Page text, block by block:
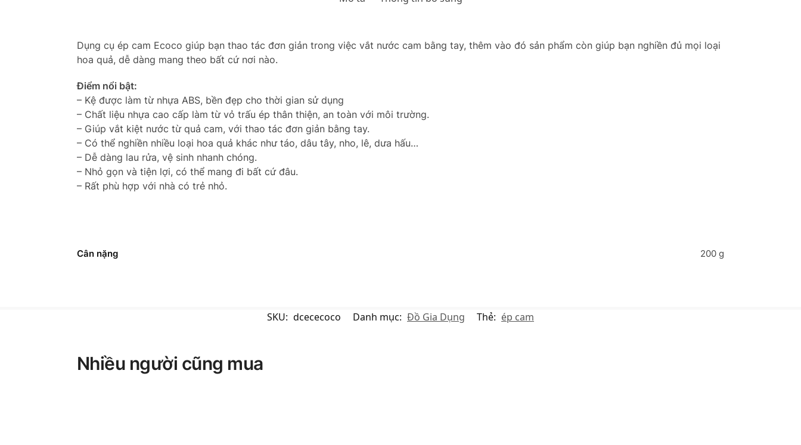
Dụng cụ ép cam Ecoco giúp bạn thao tác đơn giản trong việc vắt nước cam bằng tay, thêm vào đó sản phẩm còn giúp bạn nghiền đủ mọi loại
hoa quả, dễ dàng mang theo bất cứ nơi nào.
Điểm nổi bật:
– Kệ được làm từ nhựa ABS, bền đẹp cho thời gian sử dụng
– Chất liệu nhựa cao cấp làm từ vỏ trấu ép thân thiện, an toàn với môi trường.
– Giúp vắt kiệt nước từ quả cam, với thao tác đơn giản bằng tay.
– Có thể nghiền nhiều loại hoa quả khác như táo, dâu tây, nho, lê, dưa hấu…
– Dễ dàng lau rửa, vệ sinh nhanh chóng.
– Nhỏ gọn và tiện lợi, có thể mang đi bất cứ đâu.
– Rất phù hợp với nhà có trẻ nhỏ.
Cân nặng 200 g
SKU: dcececoco Danh mục: Đồ Gia Dụng Thẻ: ép cam
Nhiều người cũng mua